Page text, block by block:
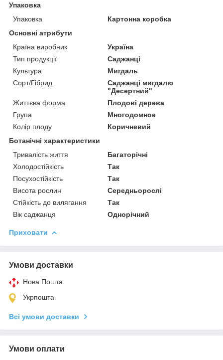
Упаковка
Упаковка
Картонна коробка
Основні атрибути
Країна виробник
Україна
Тип продукції
Саджанці
Культура
Мигдаль
Сорт/Гібрид
Саджанці мигдалю
"Десертний"
Життєва форма
Плодові дерева
Група
Многодомное
Колір плоду
Коричневий
Ботанічні характеристики
Тривалість життя
Багаторічні
Холодостійкість
Так
Посухостійкість
Так
Висота рослин
Середньорослі
Стійкість до вилягання
Так
Вік саджанця
Однорічний
Приховати
Умови доставки
Нова Пошта
Укрпошта
Всі умови доставки
Умови оплати